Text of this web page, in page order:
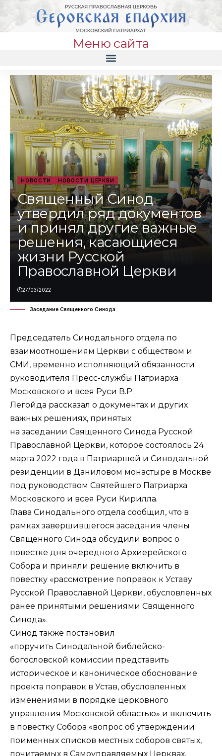
Меню сайта
НОВОСТИ НОВОСТИ ЦЕРКВИ
Священный Синод
утвердил ряд документов
и принял другие важные
решения, касающиеся
жизни Русской
Православной Церкви
27/03/2022
Заседание Священного Синода
Председатель Синодального отдела по
взаимоотношениям Церкви с обществом и
СМИ, временно исполняющий обязанности
руководителя Пресс-службы Патриарха
Московского и всея Руси В.Р.
Легойда рассказал о документах и других
важных решениях, принятых
на заседании Священного Синода Русской
Православной Церкви, которое состоялось 24
марта 2022 года в Патриаршей и Синодальной
резиденции в Даниловом монастыре в Москве
под руководством Святейшего Патриарха
Московского и всея Руси Кирилла.
Глава Синодального отдела сообщил, что в
рамках завершившегося заседания члены
Священного Синода обсудили вопрос о
повестке дня очередного Архиерейского
Собора и приняли решение включить в
повестку «рассмотрение поправок к Уставу
Русской Православной Церкви, обусловленных
ранее принятыми решениями Священного
Синода».
Синод также постановил
«поручить Синодальной библейско-
богословской комиссии представить
историческое и каноническое обоснование
проекта поправок в Устав, обусловленных
изменениями в порядке церковного
управления Московской областью» и включить
в повестку Собора «вопрос об утверждении
поименных списков местных соборов святых,
почитаемых в Самоуправляемых Церквах,